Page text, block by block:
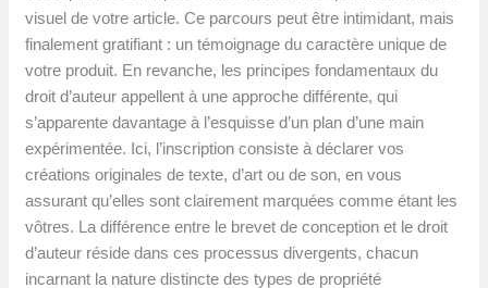
visuel de votre article. Ce parcours peut être intimidant, mais
finalement gratifiant : un témoignage du caractère unique de
votre produit. En revanche, les principes fondamentaux du
droit d’auteur appellent à une approche différente, qui
s’apparente davantage à l’esquisse d’un plan d’une main
expérimentée. Ici, l’inscription consiste à déclarer vos
créations originales de texte, d’art ou de son, en vous
assurant qu’elles sont clairement marquées comme étant les
vôtres. La différence entre le brevet de conception et le droit
d’auteur réside dans ces processus divergents, chacun
incarnant la nature distincte des types de propriété